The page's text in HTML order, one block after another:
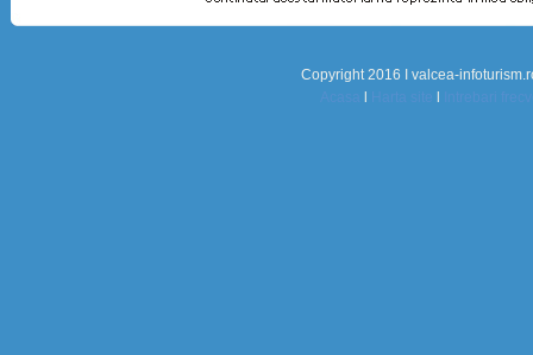
Copyright 2016 I valcea-